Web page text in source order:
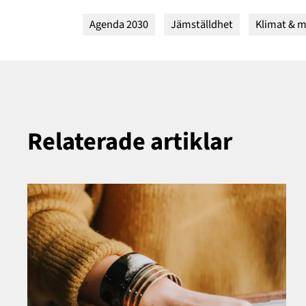
Agenda 2030 Jämställdhet Klimat &
Relaterade artiklar